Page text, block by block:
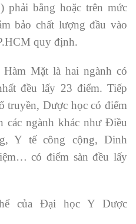
phải bằng hoặc trên mức
bảo chất lượng đầu vào
quy định.
Mặt là hai ngành có
đều lấy 23 điểm. Tiếp
truyền, Dược học có điểm
các ngành khác như Điều
Y tế công cộng, Dinh
có điểm sàn đều lấy
của Đại học Y Dược